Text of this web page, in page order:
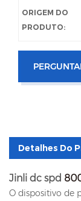
ORIGEM DO
PRODUTO:
Detalhes Do
Jinli dc spd
O dispositivo de